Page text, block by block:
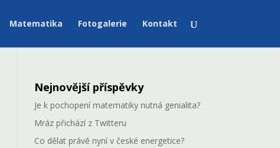
Matematika Fotogalerie Kontakt
Nejnovější příspěvky
Je k pochopení matematiky nutná genialita?
Mráz přichází z Twitteru
Co dělat právě nyní v české energetice?